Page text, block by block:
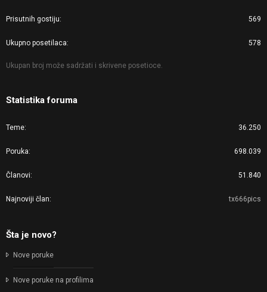
Prisutnih gostiju 569
Ukupno posetilaca 578
Ukupan broj može sadržati i skrivene posetioce.
Statistika foruma
Teme 36.250
Poruka 698.039
Članovi 51.840
Najnoviji član tx666pics
Šta je novo?
Nove poruke
Nove poruke na profilima